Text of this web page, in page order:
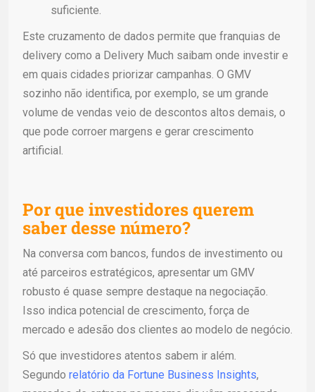
suficiente.
Este cruzamento de dados permite que franquias de
delivery como a Delivery Much saibam onde investir e
em quais cidades priorizar campanhas. O GMV
sozinho não identifica, por exemplo, se um grande
volume de vendas veio de descontos altos demais, o
que pode corroer margens e gerar crescimento
artificial.
Por que investidores querem
saber desse número?
Na conversa com bancos, fundos de investimento ou
até parceiros estratégicos, apresentar um GMV
robusto é quase sempre destaque na negociação.
Isso indica potencial de crescimento, força de
mercado e adesão dos clientes ao modelo de negócio.
Só que investidores atentos sabem ir além.
Segundo relatório da Fortune Business Insights,